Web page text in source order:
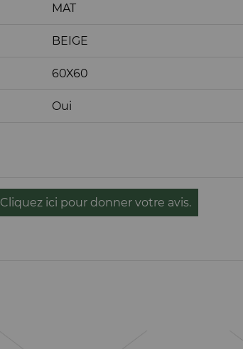
MAT
BEIGE
60X60
Oui
Cliquez ici pour donner votre avis.